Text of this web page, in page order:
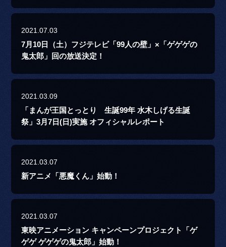
2021.07.03
7月10日（土）フジテレビ「99人の壁」×「ゲゲゲの
鬼太郎」回の放送決定！
2021.03.09
「まんが王国とっとり 生誕99年 水木しげる生誕
祭」3月7日(日)実施 オフィシャルレポート
2021.03.07
新アニメ「悪魔くん」始動！
2021.03.07
東映アニメーション キャンペーンプロジェクト「ゲ
ゲゲ ゲゲゲの鬼太郎」始動！